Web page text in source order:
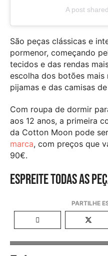
A post
São peças clássicas e
pormenor, começando
tecidos e das rendas
escolha dos botões
pijamas e das camisas
Com roupa de dormir
aos 12 anos, a primeira
da Cotton Moon pode
marca, com preços que
90€.
Espreite todas as